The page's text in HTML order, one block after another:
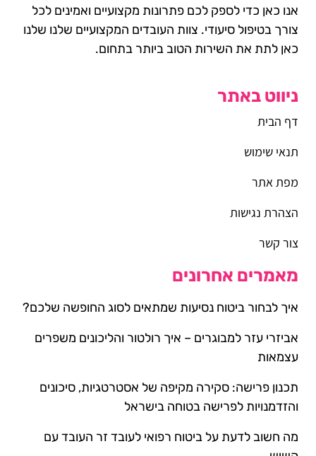
אנו כאן כדי לספק לכם פתרונות מקצועיים ואמינים לכל
צורך בטיפול סיעודי. צוות העובדים המקצועיים שלנו שלנו
כאן לתת את השירות הטוב ביותר בתחום.
ניווט באתר
דף הבית
תנאי שימוש
מפת אתר
הצהרת נגישות
צור קשר
מאמרים אחרונים
איך לבחור ביטוח נסיעות שמתאים לסוג החופשה שלכם?
אביזרי עזר למבוגרים – איך רולטור והליכונים משפרים
עצמאות
תכנון פרישה: סקירה מקיפה של אסטרטגיות, סיכונים
והזדמנויות לפרישה בטוחה בישראל
מה חשוב לדעת על ביטוח רפואי לעובד זר העובד עם